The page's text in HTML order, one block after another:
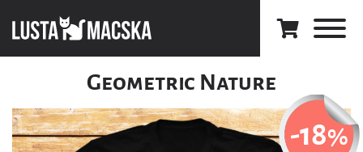
Geometric Nature
-18%